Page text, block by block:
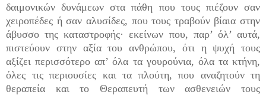
δαιμονικών δυνάμεων στα πάθη που τους πιέζουν σαν
χειροπέδες ή σαν αλυσίδες, που τους τραβούν βίαια στην
άβυσσο της καταστροφής· εκείνων που, παρ’ όλ’ αυτά,
πιστεύουν στην αξία του ανθρώπου, ότι η ψυχή τους
αξίζει περισσότερο απ’ όλα τα γουρούνια, όλα τα κτήνη,
όλες τις περιουσίες και τα πλούτη, που αναζητούν τη
θεραπεία και το Θεραπευτή των ασθενειών τους